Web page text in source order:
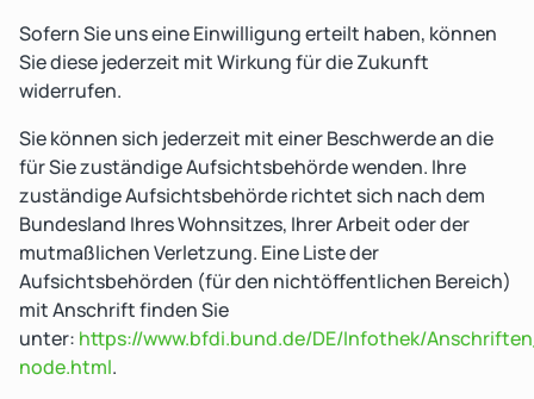
Sofern Sie uns eine Einwilligung erteilt haben, können
Sie diese jederzeit mit Wirkung für die Zukunft
widerrufen.
Sie können sich jederzeit mit einer Beschwerde an die
für Sie zuständige Aufsichtsbehörde wenden. Ihre
zuständige Aufsichtsbehörde richtet sich nach dem
Bundesland Ihres Wohnsitzes, Ihrer Arbeit oder der
mutmaßlichen Verletzung. Eine Liste der
Aufsichtsbehörden (für den nichtöffentlichen Bereich)
mit Anschrift finden Sie
unter: https://www.bfdi.bund.de/DE/Infothek/
node.html.